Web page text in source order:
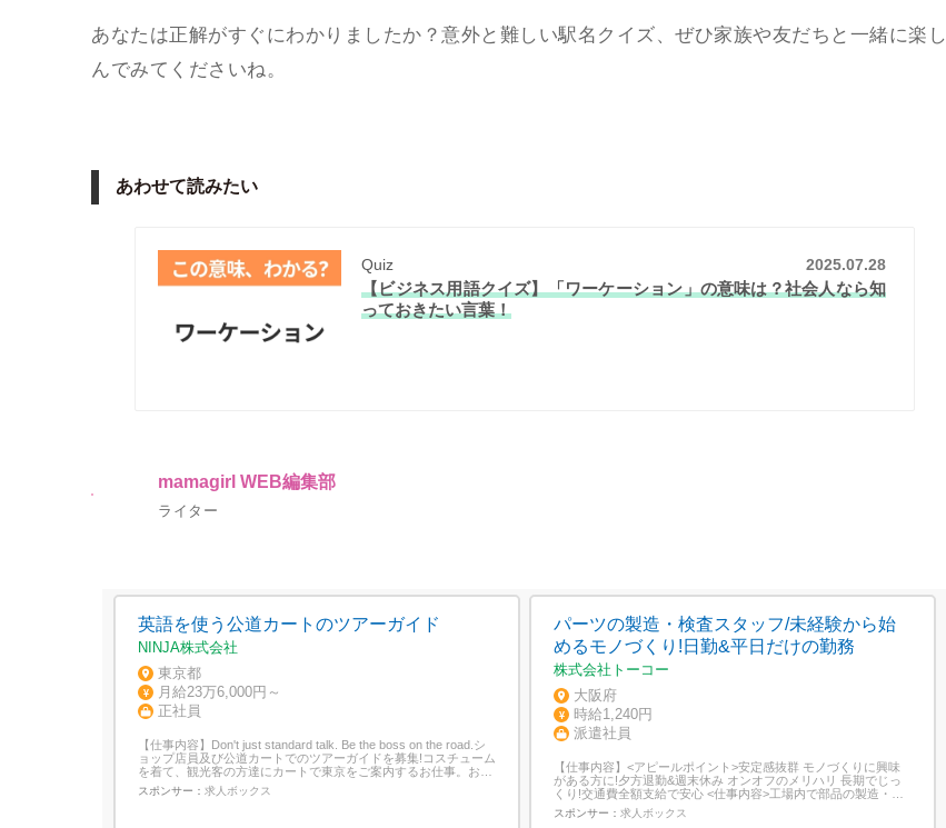
あなたは正解がすぐにわかりましたか？意外と難しい駅名クイズ、ぜひ家族や友だちと一緒に楽し
んでみてくださいね。
あわせて読みたい
Quiz 2025.07.28
【ビジネス用語クイズ】「ワーケーション」の意味は？社会人なら知
っておきたい言葉！
mamagirl WEB編集部
ライター
英語を使う公道カートのツアーガイド
NINJA株式会社
東京都
月給23万6,000円～
正社員
【仕事内容】Don't just standard talk. Be the boss on the road.シ
ョップ店員及び公道カートでのツアーガイドを募集!コスチューム
を着て、観光客の方達にカートで東京をご案内するお仕事。お客
様の9割は、海外からの観光客。一緒に楽しみながらガイドして
ほしい!YOU“Welcome to Street Kart! Do you have...
スポンサー： 求人ボックス
パーツの製造・検査スタッフ/未経験から始
めるモノづくり!日勤&平日だけの勤務
株式会社トーコー
大阪府
時給1,240円
派遣社員
【仕事内容】<アピールポイント>安定感抜群 モノづくりに興味
がある方に!夕方退勤&週末休み オンオフのメリハリ 長期でじっ
くり!交通費全額支給で安心 <仕事内容>工場内で部品の製造・作
業スタッフ!以下の(1)～(3)のどれかの工程に配属。どの作業もシ
ンプルで、すぐに慣れていただけます!(1)製品の組立や油圧チェ
スポンサー： 求人ボックス